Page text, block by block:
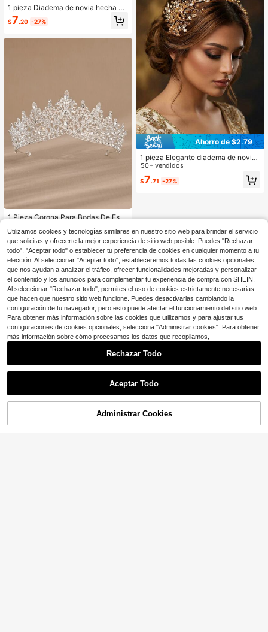
1 pieza Diadema de novia hecha a
mano con decoración de rama de cr
istal brillante, accesorio para el cab
$7.20 -27%
1 Pieza Corona Para Bodas De Estil
a De Rhinestone Para Accesorios D
el Cabello Reales
$8 .87 -53%
Ahorro de $2.79
1 pieza Elegante diadema de novia
decorada con cristales de imitació
n, diseño de rama, accesorio para el
cabello de mujer
50+ vendidos
$7.71 -27%
¡10% DE DESCUENTO! AÑADIR A LA BOLSA
Utilizamos cookies y tecnologías similares en nuestro sitio web para brindar el servicio
que solicitas y ofrecerte la mejor experiencia de sitio web posible. Puedes "Rechazar
todo", "Aceptar todo" o establecer tu preferencia de cookies en cualquier momento a tu
elección. Al seleccionar "Aceptar todo", estableceremos todas las cookies opcionales,
que nos ayudan a analizar el tráfico, ofrecer funcionalidades mejoradas y personalizar
el contenido y los anuncios para complementar tu experiencia de compra con SHEIN.
Al seleccionar "Rechazar todo", permites el uso de cookies estrictamente necesarias
que hacen que nuestro sitio web funcione. Puedes desactivarlas cambiando la
configuración de tu navegador, pero esto puede afectar el funcionamiento del sitio web.
Para obtener más información sobre las cookies que utilizamos y para ajustar tus
configuraciones de cookies opcionales, selecciona "Administrar cookies". Para obtener
más información sobre cómo procesamos los datos que recopilamos,
Rechazar Todo
Aceptar Todo
Administrar Cookies